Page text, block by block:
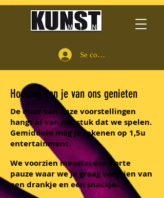
Se connecter
Hoelang kan je van ons genieten
De duur van onze voorstellingen
hangt af van het stuk dat we spelen.
Gemiddeld mag je rekenen op 1,5u
entertainment.
We voorzien meestal een korte
pauze waar we je graag voorzien van
een drankje en een snackje.